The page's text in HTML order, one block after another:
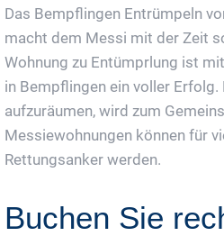
Das Bempflingen Entrümpeln
macht dem Messi mit der Zeit
Wohnung zu Entümprlung ist
in Bempflingen ein voller Erfolg.
aufzuräumen, wird zum
Messiewohnungen können für
Rettungsanker werden.
Buchen Sie